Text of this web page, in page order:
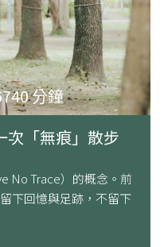
分鐘
次「無痕」散步
No Trace）的概念。前
下回憶與足跡，不留下